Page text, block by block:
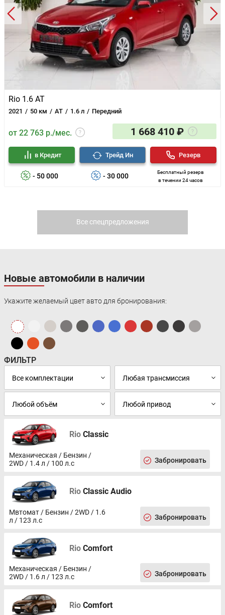
Rio 1.6 AT
2021 50 км AT 1.6 л Передний
от 22 763 р./мес. 1 668 410 ₽
- 50 000
в Кредит
- 30 000
Трейд Ин
Бесплатный резерв
в течении 24 часов
Резерв
Все спецпредложения
Новые автомобили в наличии
Укажите желаемый цвет авто для бронирования:
ФИЛЬТР
Rio Classic
Механическая / Бензин /
2WD / 1.4 л / 100 л.с
Забронировать
Rio Classic Audio
Мвтомат / Бензин / 2WD / 1.6
л / 123 л.с
Забронировать
Rio Comfort
Механическая / Бензин /
2WD / 1.6 л / 123 л.с
Забронировать
Rio Comfort